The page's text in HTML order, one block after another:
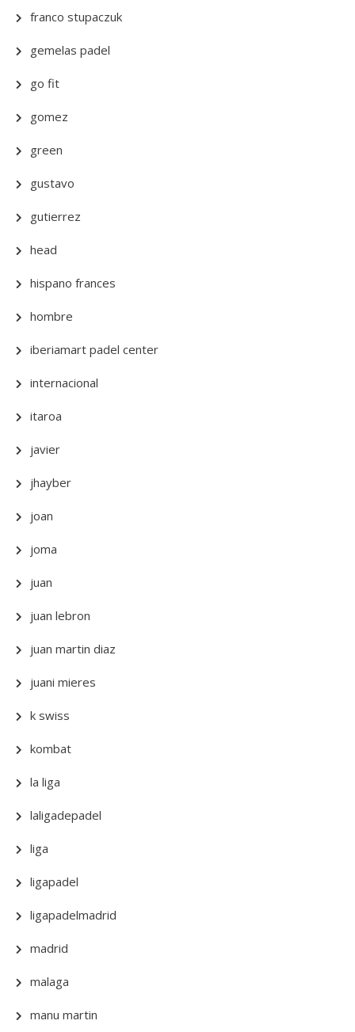
franco stupaczuk
gemelas padel
go fit
gomez
green
gustavo
gutierrez
head
hispano frances
hombre
iberiamart padel center
internacional
itaroa
javier
jhayber
joan
joma
juan
juan lebron
juan martin diaz
juani mieres
k swiss
kombat
la liga
laligadepadel
liga
ligapadel
ligapadelmadrid
madrid
malaga
manu martin